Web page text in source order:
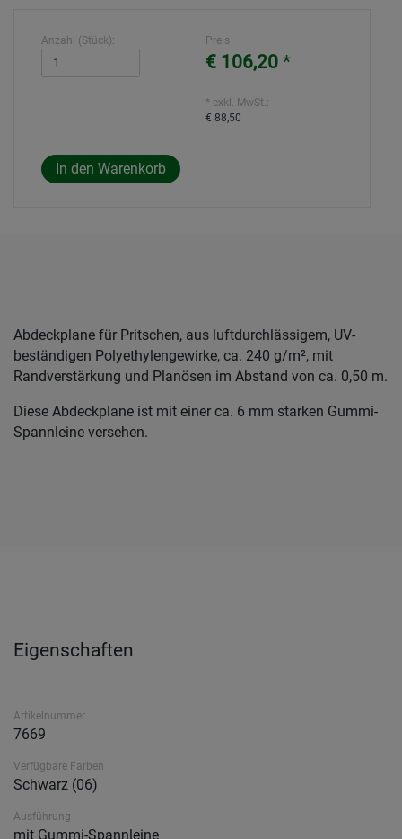
Anzahl (Stück): Preis
€ 106,20 *
* exkl. MwSt.:
€ 88,50
Abdeckplane für Pritschen, aus luftdurchlässigem, UV-
beständigen Polyethylengewirke, ca. 240 g/m², mit
Randverstärkung und Planösen im Abstand von ca. 0,50 m.
Diese Abdeckplane ist mit einer ca. 6 mm starken Gummi-
Spannleine versehen.
Eigenschaften
Artikelnummer
7669
Verfügbare Farben
Schwarz (06)
Ausführung
mit Gummi-Spannleine